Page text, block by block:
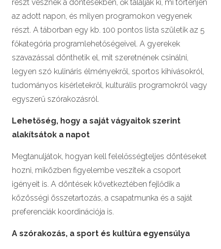
részt vesznek a döntésekben, ők találják ki, mi történjen
az adott napon, és milyen programokon vegyenek
részt. A táborban egy kb. 100 pontos lista születik az 5
főkategória programlehetőségeivel. A gyerekek
szavazással dönthetik el, mit szeretnének csinálni,
legyen szó kulináris élményekről, sportos kihívásokról,
tudományos kísérletekről, kulturális programokról vagy
egyszerű szórakozásról.
Lehetőség, hogy a saját vágyaitok szerint
alakítsátok a napot
Megtanuljátok, hogyan kell felelősségteljes döntéseket
hozni, miközben figyelembe veszitek a csoport
igényeit is. A döntések következtében fejlődik a
közösségi összetartozás, a csapatmunka és a saját
preferenciák koordinációja is.
A szórakozás, a sport és kultúra egyensúlya